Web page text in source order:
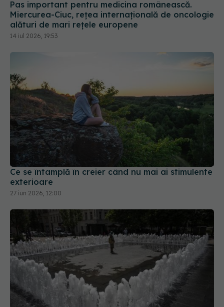
Pas important pentru medicina românească.
Miercurea-Ciuc, rețea internațională de oncologie
alături de mari rețele europene
14 iul 2026, 19:53
Ce se întamplă în creier când nu mai ai stimulente
exterioare
27 iun 2026, 12:00